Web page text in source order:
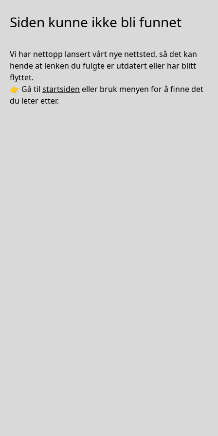
Siden kunne ikke bli funnet
Vi har nettopp lansert vårt nye nettsted, så det kan
hende at lenken du fulgte er utdatert eller har blitt
flyttet.
👉 Gå til startsiden eller bruk menyen for å finne det
du leter etter.